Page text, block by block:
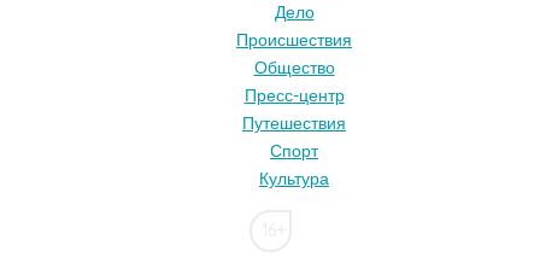
Дело
Происшествия
Общество
Пресс-центр
Путешествия
Спорт
Культура